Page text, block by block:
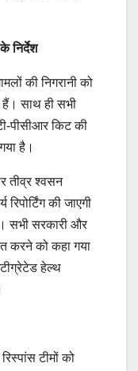
निर्देश
की निगरानी को
साथ ही सभी
पीसीआर किट की
है।
तीव्र श्वसन
की जाएगी
सभी सरकारी और
करने को कहा गया
हेल्थ
टीमों को